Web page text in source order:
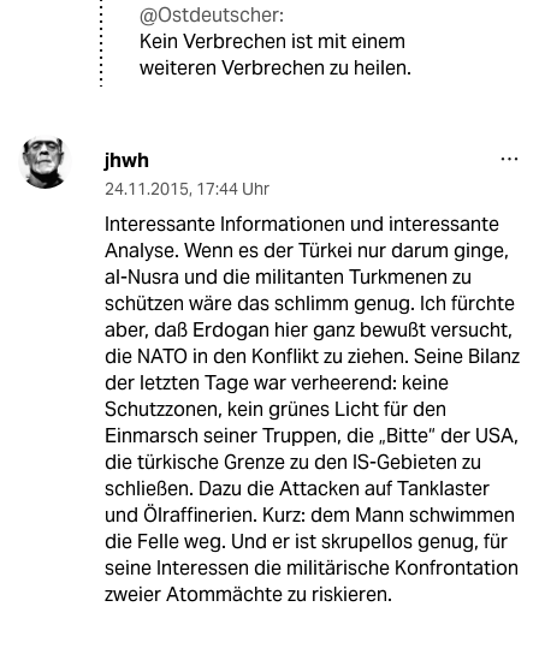
@Ostdeutscher:
Kein Verbrechen ist mit einem
weiteren Verbrechen zu heilen.
jhwh
24.11.2015, 17:44 Uhr
Interessante Informationen und interessante
Analyse. Wenn es der Türkei nur darum ginge,
al-Nusra und die militanten Turkmenen zu
schützen wäre das schlimm genug. Ich fürchte
aber, daß Erdogan hier ganz bewußt versucht,
die NATO in den Konflikt zu ziehen. Seine Bilanz
der letzten Tage war verheerend: keine
Schutzzonen, kein grünes Licht für den
Einmarsch seiner Truppen, die „Bitte“ der USA,
die türkische Grenze zu den IS-Gebieten zu
schließen. Dazu die Attacken auf Tanklaster
und Ölraffinerien. Kurz: dem Mann schwimmen
die Felle weg. Und er ist skrupellos genug, für
seine Interessen die militärische Konfrontation
zweier Atommächte zu riskieren.